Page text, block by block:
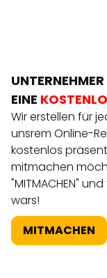
EINE
Wir erstellen für
unsrem Online-
kostenlos
mitmachen
"MITMACHEN"
wars!
MITMACHEN